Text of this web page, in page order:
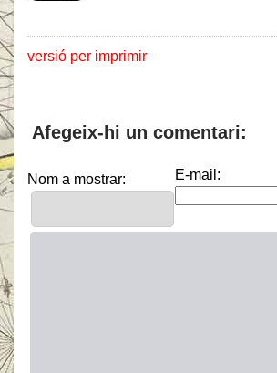
versió per imprimir
Afegeix-hi un comentari:
Nom a mostrar: E-mail: